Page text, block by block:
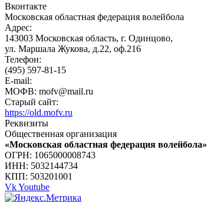
Вконтакте
Московская областная федерация волейбола
Адрес:
143003 Московская область, г. Одинцово,
ул. Маршала Жукова, д.22, оф.216
Телефон:
(495) 597-81-15
E-mail:
МОФВ: mofv@mail.ru
Старый сайт:
https://old.mofv.ru
Реквизиты
Общественная организация
«Московская областная федерация волейбола»
ОГРН: 1065000008743
ИНН: 5032144734
КПП: 503201001
VkYoutube